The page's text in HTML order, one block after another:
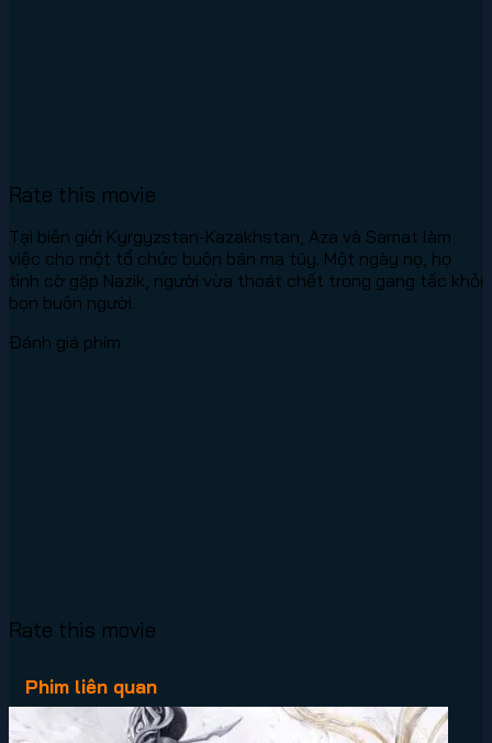
Rate this movie
Tại biên giới Kyrgyzstan-Kazakhstan, Aza và Samat làm
việc cho một tổ chức buôn bán ma túy. Một ngày nọ, họ
tình cờ gặp Nazik, người vừa thoát chết trong gang tấc khỏi
bọn buôn người.
Đánh giá phim
Rate this movie
Phim liên quan